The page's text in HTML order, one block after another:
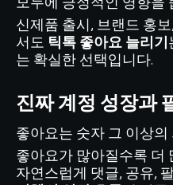
신제품 출시, 브랜드 홍
서도 틱톡 좋아요 늘리기
는 확실한 선택입니다.
진짜 계정 성장과
좋아요는 숫자 그 이상
좋아요가 많아질수록 더
자연스럽게 댓글, 공유,